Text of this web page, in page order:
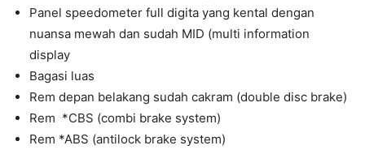
Panel speedometer full digita yang kental dengan
nuansa mewah dan sudah MID (multi information
display
Bagasi luas
Rem depan belakang sudah cakram (double disc brake)
Rem *CBS (combi brake system)
Rem *ABS (antilock brake system)